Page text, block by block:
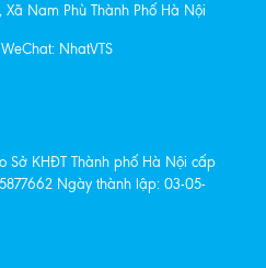
Xã Nam Phù Thành Phố Hà Nội
NhatVTS
Sở KHĐT Thành phố Hà Nội cấp
Ngày thành lập: 03-05-